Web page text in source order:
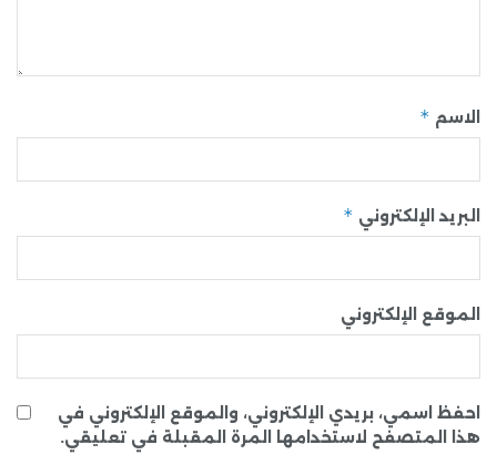
الاسم *
البريد الإلكتروني *
الموقع الإلكتروني
احفظ اسمي، بريدي الإلكتروني، والموقع الإلكتروني في
هذا المتصفح لاستخدامها المرة المقبلة في تعليقي.